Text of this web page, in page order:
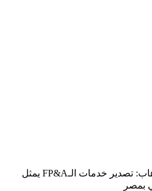
عبد الوهاب: تصدير خدمات الـFP&A يمثل
بمصر